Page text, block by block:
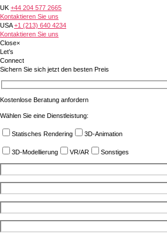
UK +44 204 577 2665
Kontaktieren Sie uns
USA +1 (213) 640 4234
Kontaktieren Sie uns
Close×
Let’s
Connect
Sichern Sie sich jetzt den besten Preis
Kostenlose Beratung anfordern
Wählen Sie eine Dienstleistung:
Statisches Rendering 3D-Animation
3D-Modellierung VR/AR Sonstiges